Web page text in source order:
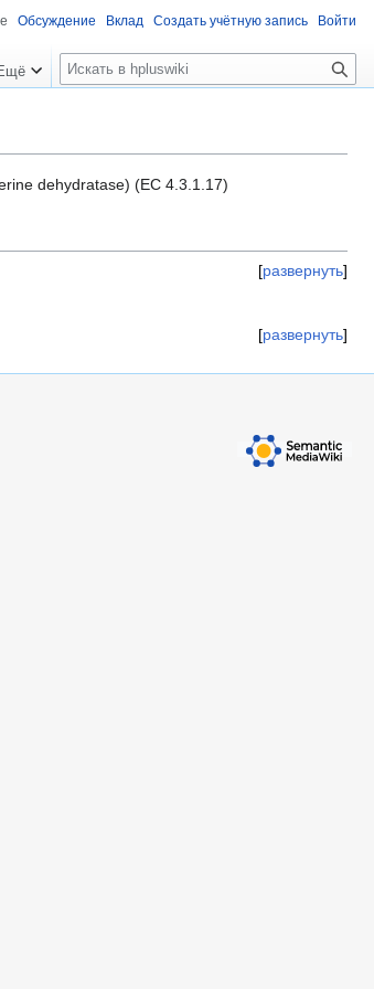
dehydratase) (EC 4.3.1.17)
развернуть
развернуть
Обсуждение Вклад Создать учётную запись Войти
П
о
к